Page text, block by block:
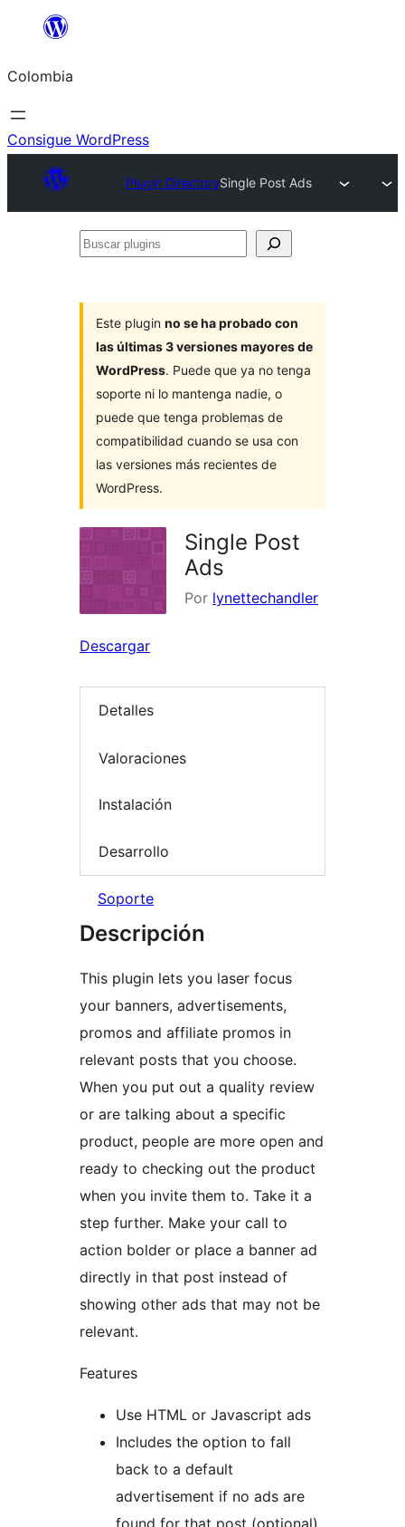
Saltar
contenido
Colombia
Consigue WordPress
Plugin DirectorySingle Post Ads
Buscar
Este plugin no se ha probado con
las últimas 3 versiones mayores de
WordPress. Puede que ya no tenga
soporte ni lo mantenga nadie, o
puede que tenga problemas de
compatibilidad cuando se usa con
las versiones más recientes de
WordPress.
Single Post
Ads
Por lynettechandler
Descargar
Detalles
Valoraciones
Instalación
Desarrollo
Soporte
Descripción
This plugin lets you laser focus
your banners, advertisements,
promos and affiliate promos in
relevant posts that you choose.
When you put out a quality review
or are talking about a specific
product, people are more open and
ready to checking out the product
when you invite them to. Take it a
step further. Make your call to
action bolder or place a banner ad
directly in that post instead of
showing other ads that may not be
relevant.
Features
Use HTML or Javascript ads
Includes the option to fall
back to a default
advertisement if no ads are